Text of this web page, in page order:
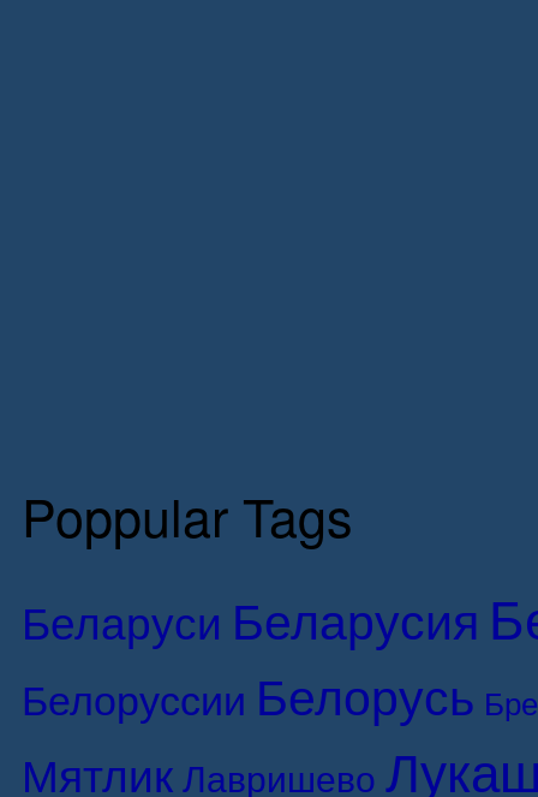
Poppular Tags
Беларуси Беларусия
Белоруссии Белорусь
МятликЛавришево